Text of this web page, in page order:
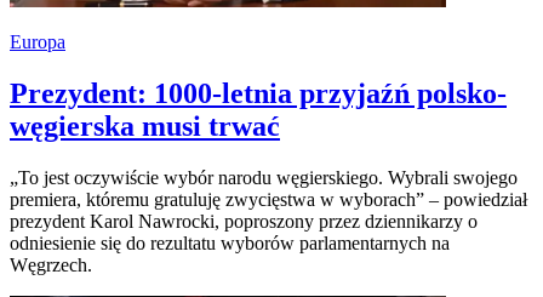
Europa
Prezydent: 1000-letnia przyjaźń polsko-
węgierska musi trwać
„To jest oczywiście wybór narodu węgierskiego. Wybrali swojego
premiera, któremu gratuluję zwycięstwa w wyborach” – powiedział
prezydent Karol Nawrocki, poproszony przez dziennikarzy o
odniesienie się do rezultatu wyborów parlamentarnych na
Węgrzech.